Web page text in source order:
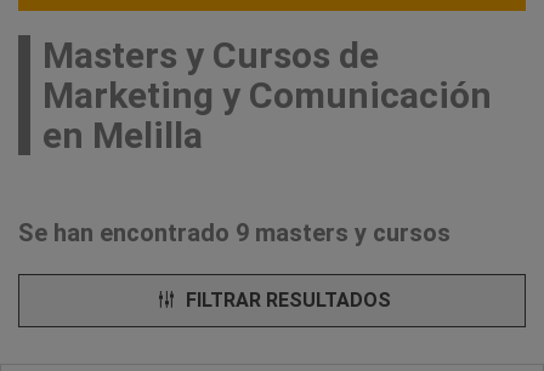
Masters y Cursos de
Marketing y Comunicación
en Melilla
Se han encontrado 9 masters y cursos
FILTRAR RESULTADOS